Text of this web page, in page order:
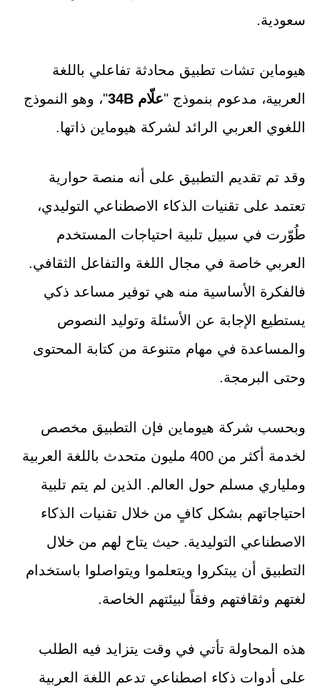
سعودية.
هيوماين تشات تطبيق محادثة تفاعلي باللغة
العربية، مدعوم بنموذج "علّام 34B
"، وهو النموذج
اللغوي العربي الرائد لشركة هيوماين ذاتها.
وقد تم تقديم التطبيق على أنه منصة حوارية
تعتمد على تقنيات الذكاء الاصطناعي التوليدي،
طُوّرت في سبيل تلبية احتياجات المستخدم
العربي خاصة في مجال اللغة والتفاعل الثقافي.
فالفكرة الأساسية منه هي توفير مساعد ذكي
يستطيع الإجابة عن الأسئلة وتوليد النصوص
والمساعدة في مهام متنوعة من كتابة المحتوى
وحتى البرمجة.
وبحسب شركة هيوماين فإن التطبيق مخصص
لخدمة أكثر من 400 مليون متحدث باللغة العربية
وملياري مسلم حول العالم. الذين لم يتم تلبية
احتياجاتهم بشكل كافٍ من خلال تقنيات الذكاء
الاصطناعي التوليدية. حيث يتاح لهم من خلال
التطبيق أن يبتكروا ويتعلموا ويتواصلوا باستخدام
لغتهم وثقافتهم وفقاً لبيئتهم الخاصة.
هذه المحاولة تأتي في وقت يتزايد فيه الطلب
على أدوات ذكاء اصطناعي تدعم اللغة العربية